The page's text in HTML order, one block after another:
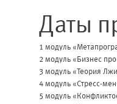
Даты
1 модуль
2 модуль «Бизнес
3 модуль «Теория
4 модуль «Стресс-
5 модуль